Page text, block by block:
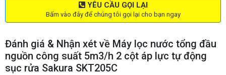
YÊU CẦU GỌI LẠI
Bấm vào đây để chúng tôi gọi lại cho bạn ngay
Đánh giá & Nhận xét về Máy lọc nước tổng đầu
nguồn công suất 5m3/h 2 cột áp lực tự động
sục rửa Sakura SKT205C